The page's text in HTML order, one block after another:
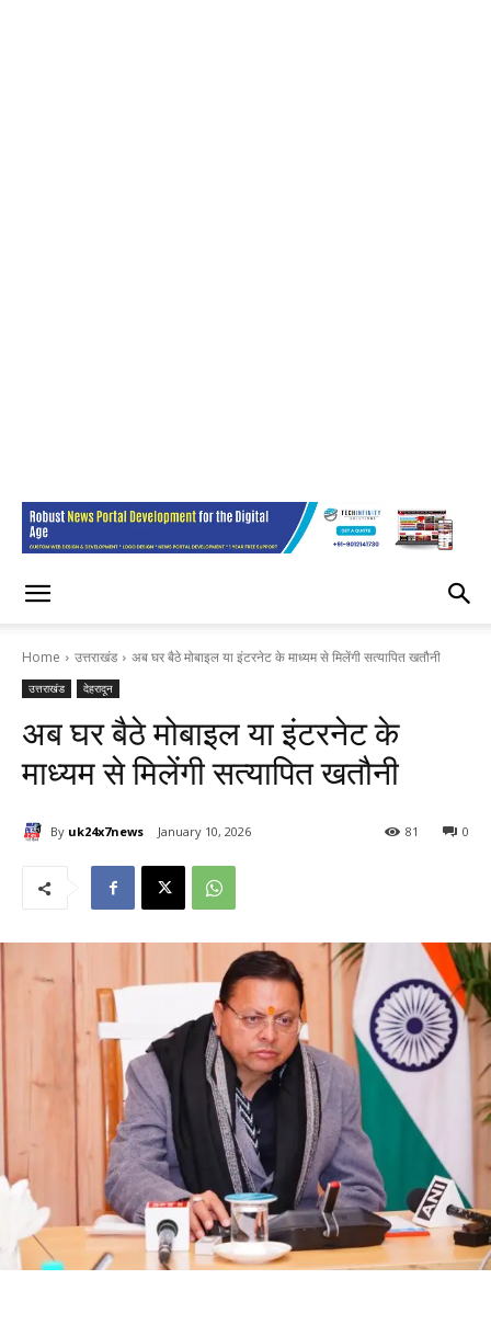
Home उत्तराखंड अब घर बैठे मोबाइल या इंटरनेट के माध्यम से मिलेंगी सत्यापित खतौनी
उत्तराखंड देहरादून
अब घर बैठे मोबाइल या इंटरनेट के
माध्यम से मिलेंगी सत्यापित खतौनी
By uk24x7news January 10, 2026 0
81